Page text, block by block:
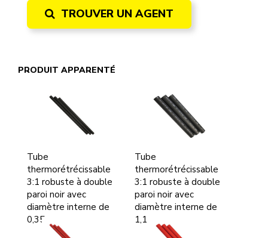
TROUVER UN AGENT
PRODUIT APPARENTÉ
Tube
thermorétrécissable
3:1 robuste à double
paroi noir avec
diamètre interne de
0,35 po
Tube
thermorétrécissable
3:1 robuste à double
paroi noir avec
diamètre interne de
1,1 po